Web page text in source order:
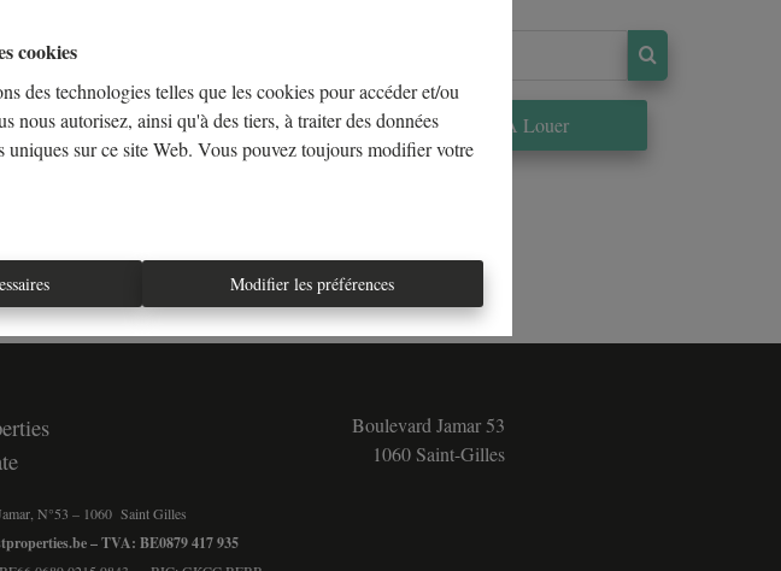
cookies
des technologies telles que les cookies pour accéder et/ou
nous autorisez, ainsi qu'à des tiers, à traiter des données
sur ce site Web. Vous pouvez toujours modifier votre
Modifier les préférences
À Vendre À Louer
Boulevard Jamar 53
1060 Saint-Gilles
N°53 – 1060 Saint Gilles
– TVA: BE0879 417 935